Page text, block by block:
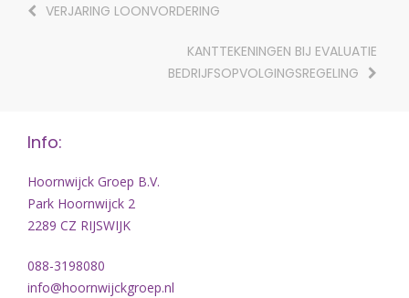
VERJARING LOONVORDERING
KANTTEKENINGEN BIJ EVALUATIE
BEDRIJFSOPVOLGINGSREGELING
Info:
Hoornwijck Groep B.V.
Park Hoornwijck 2
2289 CZ RIJSWIJK
088-3198080
info@hoornwijckgroep.nl